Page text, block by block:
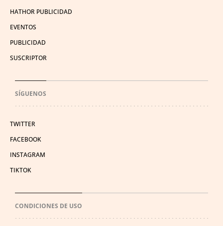
HATHOR PUBLICIDAD
EVENTOS
PUBLICIDAD
SUSCRIPTOR
SÍGUENOS
TWITTER
FACEBOOK
INSTAGRAM
TIKTOK
CONDICIONES DE USO